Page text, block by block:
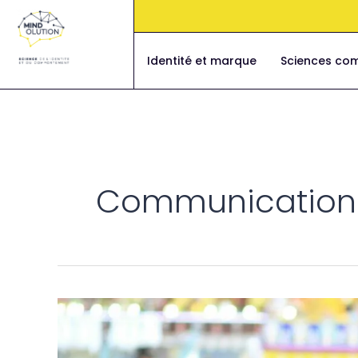
contenu
Identité et marque Sciences
Communication
Faut
être